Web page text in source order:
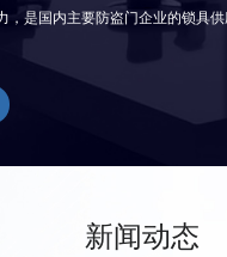
，是国内主要防盗门企业的锁具
新闻动态